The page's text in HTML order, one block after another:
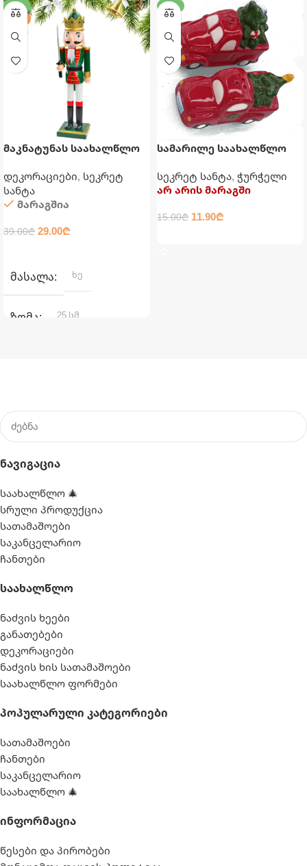
-26%
25 ᲡᲛ
მაკნატუნას საახალწლო
დეკორაციები, სეკრეტ
სანტა
მარაგშია
39.00₾ 29.00₾
ᲛᲐᲡᲐᲚᲐ ხე
ᲖᲝᲛᲐ 25 სმ
-21%
სამარილე საახალწლო
სეკრეტ სანტა, ჭურჭელი
არ არის მარაგში
15.00₾ 11.90₾
Ნავიგაცია
საახალწლო 🎄
სრული პროდუქცია
სათამაშოები
საკანცელარიო
ჩანთები
Საახალწლო
ნაძვის ხეები
განათებები
დეკორაციები
ნაძვის ხის სათამაშოები
საახალწლო ფორმები
Პოპულარული Კატეგორიები
სათამაშოები
ჩანთები
საკანცელარიო
საახალწლო 🎄
Ინფორმაცია
წესები და პირობები